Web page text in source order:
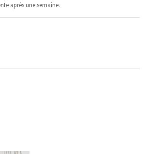
après une semaine.